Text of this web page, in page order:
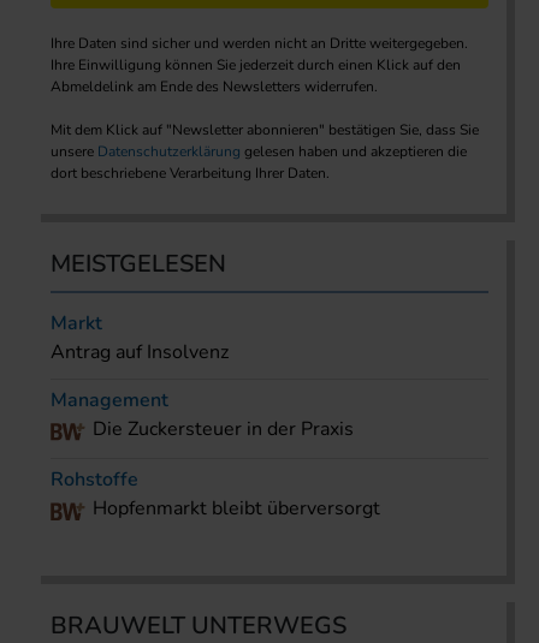
Ihre Daten sind sicher und werden nicht an Dritte weitergegeben.
Ihre Einwilligung können Sie jederzeit durch einen Klick auf den
Abmeldelink am Ende des Newsletters widerrufen.
Mit dem Klick auf "Newsletter abonnieren" bestätigen Sie, dass Sie
unsere Datenschutzerklärung gelesen haben und akzeptieren die
dort beschriebene Verarbeitung Ihrer Daten.
MEISTGELESEN
Markt
Antrag auf Insolvenz
Management
Die Zuckersteuer in der Praxis
Rohstoffe
Hopfenmarkt bleibt überversorgt
BRAUWELT UNTERWEGS